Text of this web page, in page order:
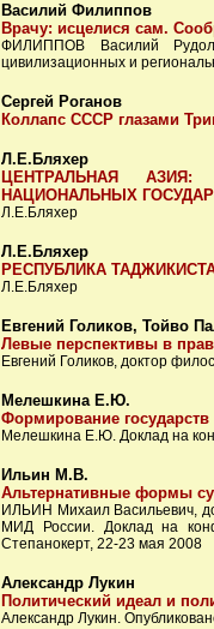
Василий Филиппов
Врачу: исцелися сам.
ФИЛИППОВ Василий
цивилизационных и
Сергей Роганов
Коллапс СССР глазами
Л.Е.Бляхер
ЦЕНТРАЛЬНАЯ
НАЦИОНАЛЬНЫХ
Л.Е.Бляхер
Л.Е.Бляхер
РЕСПУБЛИКА
Л.Е.Бляхер
Евгений Голиков, Тойво
Левые перспективы в
Евгений Голиков, доктор
Мелешкина Е.Ю.
Формирование государств
Мелешкина Е.Ю. Доклад на
Ильин М.В.
Альтернативные формы
ИЛЬИН Михаил Васильевич,
МИД России. Доклад на
Степанокерт, 22-23 мая 2008
Александр Лукин
Политический идеал и
Александр Лукин.